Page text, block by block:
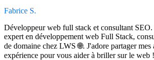
Fabrice S.
Développeur web full stack et consultant SEO.
expert en développement web Full Stack,
de domaine chez LWS 🌐. J'adore partager mes
expérience pour vous aider à briller sur le web